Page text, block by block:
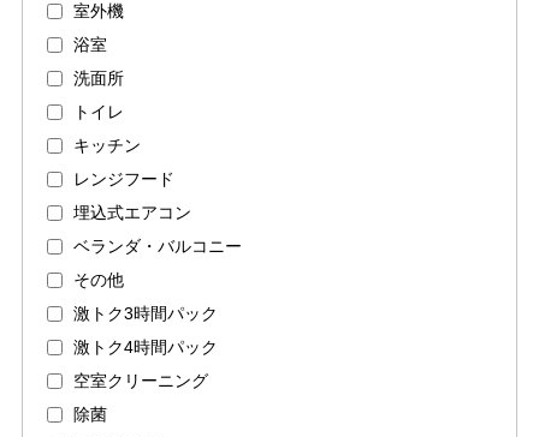
室外機
浴室
洗面所
トイレ
キッチン
レンジフード
埋込式エアコン
ベランダ・バルコニー
その他
激トク3時間パック
激トク4時間パック
空室クリーニング
除菌